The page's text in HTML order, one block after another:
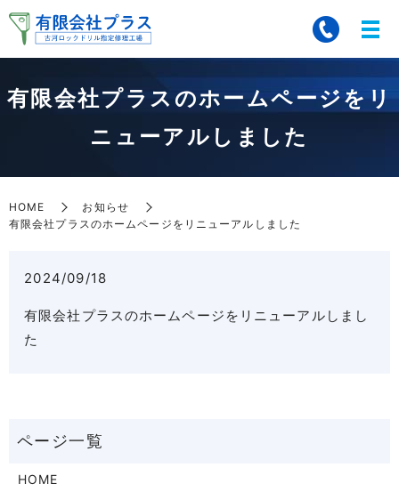
有限会社プラスのホームページをリ
ニューアルしました
HOME
お知らせ
有限会社プラスのホームページをリニューアルしました
2024/09/18
有限会社プラスのホームページをリニューアルしまし
た
HOME